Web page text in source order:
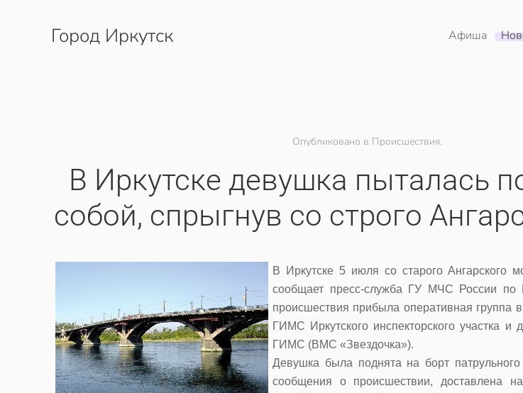
Перейти к содержимому
Город Иркутск Афиша
Опубликовано в Происшествия.
В Иркутске девушка пыталась
собой, спрыгнув со строго
В Иркутске 5 июля со старого Ангарского
сообщает пресс-служба ГУ МЧС России по
происшествия прибыла оперативная группа в
ГИМС Иркутского инспекторского участка и
ГИМС (ВМС «Звездочка»).
Девушка была поднята на борт
сообщения о происшествии, доставлена